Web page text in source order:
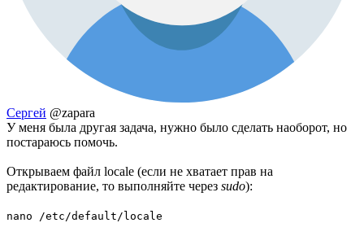
Сергей @zapara
У меня была другая задача, нужно было сделать наоборот, но
постараюсь помочь.
Открываем файл locale (если не хватает прав на
редактирование, то выполняйте через sudo):
nano /etc/default/locale